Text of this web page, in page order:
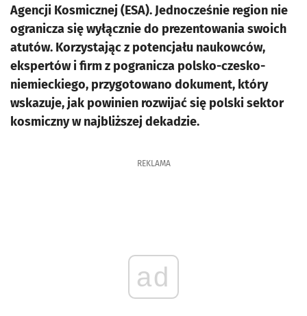
Agencji Kosmicznej (ESA). Jednocześnie region nie
ogranicza się wyłącznie do prezentowania swoich
atutów. Korzystając z potencjału naukowców,
ekspertów i firm z pogranicza polsko-czesko-
niemieckiego, przygotowano dokument, który
wskazuje, jak powinien rozwijać się polski sektor
kosmiczny w najbliższej dekadzie.
REKLAMA
ad